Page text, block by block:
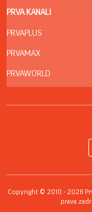
PRVA KANALI
PRVAPLUS
PRVAMAX
PRVAWORLD
Copyright © 2010 - 2026
prava